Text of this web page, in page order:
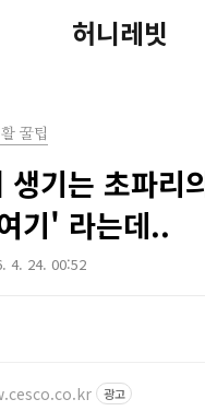
허니레빗
꿀팁
생기는 초파리
기' 라는데..
4. 24. 00:52
광고